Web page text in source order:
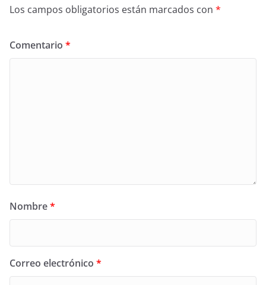
Los campos obligatorios están marcados con *
Comentario *
Nombre*
Correo electrónico *